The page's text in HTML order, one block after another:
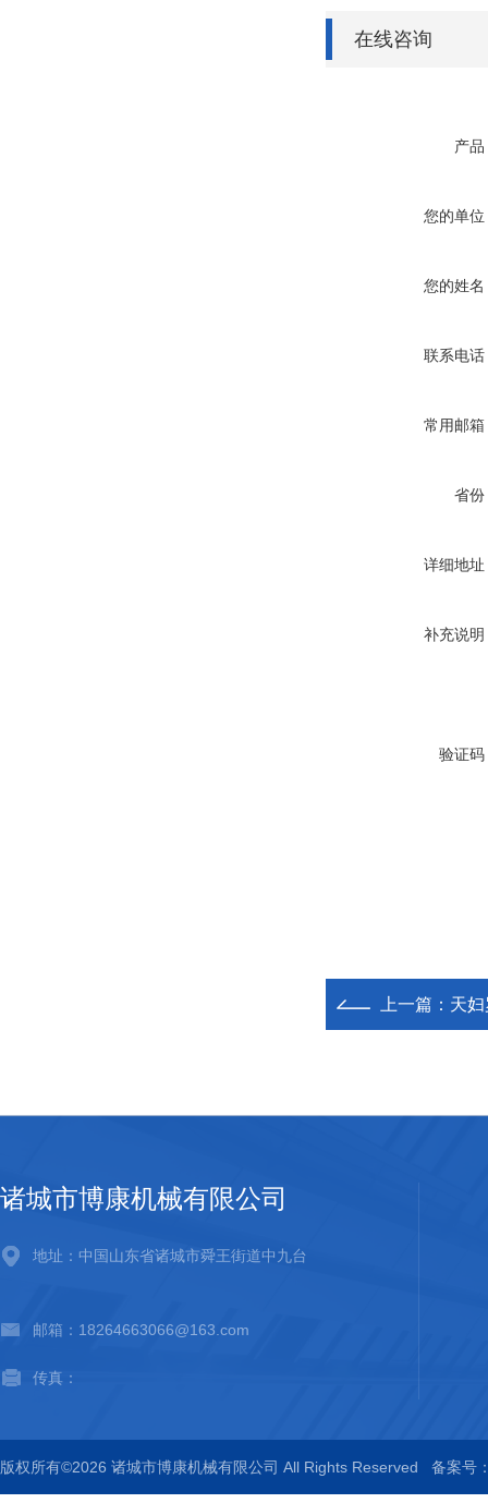
在线咨询
产品
您的单位
您的姓名
联系电话
常用邮箱
省份
详细地址
补充说明
验证码
上一篇： 天
诸城市博康机械有限公司
地址：中国山东省诸城市舜王街道中九台
邮箱：18264663066@163.com
传真：
版权所有©2026 诸城市博康机械有限公司 All Rights Reserved 备案号